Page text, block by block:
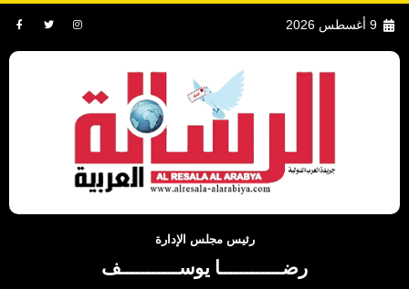
9 أغسطس 2026
رئيس مجلس الإدارة
رضــــــــــــا يوســـــــــــف